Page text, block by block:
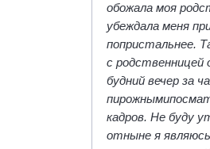
обожала моя
убеждала меня
попристальнее.
с родственницей
будний вечер за
кадров. Не буду
отныне я